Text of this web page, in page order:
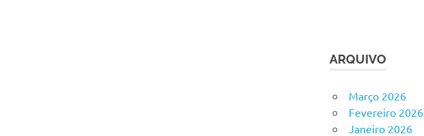
ARQUIVO
Março 2026
Fevereiro 2026
Janeiro 2026